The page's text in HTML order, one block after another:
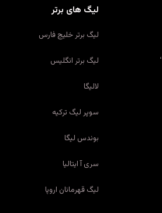
لیگ های برتر
لیگ برتر خلیج فارس
لیگ برتر انگلیس
لالیگا
سوپر لیگ ترکیه
بوندس لیگا
سری آ ایتالیا
لیگ قهرمانان اروپا